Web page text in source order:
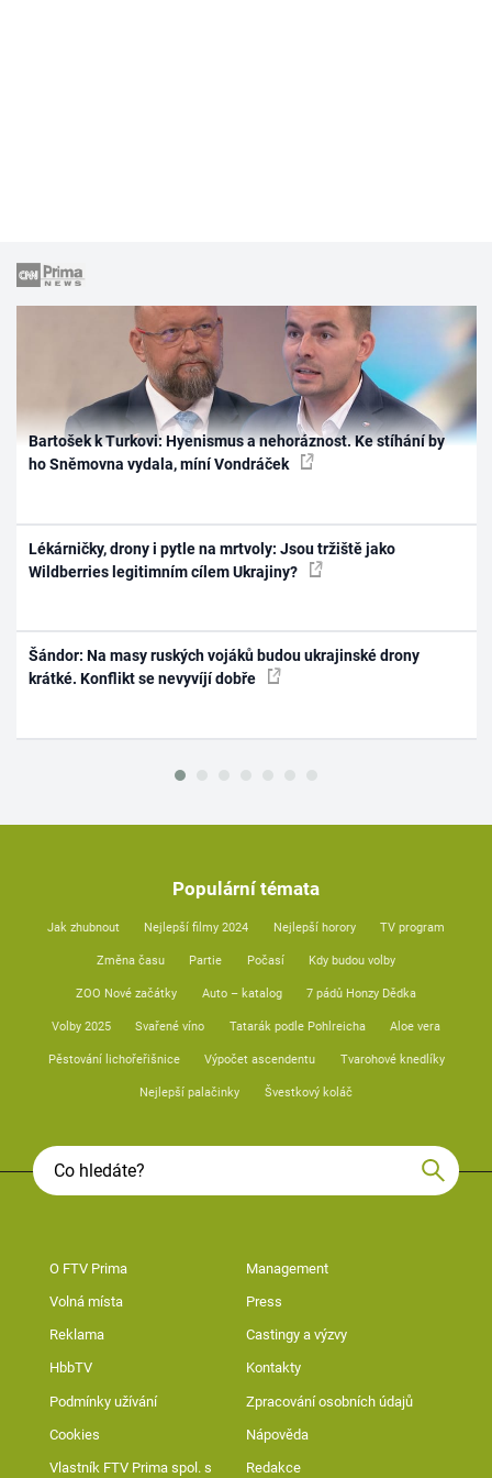
Bartošek k Turkovi: Hyenismus a nehoráznost. Ke stíhání by
ho Sněmovna vydala, míní Vondráček
Lékárničky, drony i pytle na mrtvoly: Jsou tržiště jako
Wildberries legitimním cílem Ukrajiny?
Šándor: Na masy ruských vojáků budou ukrajinské drony
krátké. Konflikt se nevyvíjí dobře
Populární témata
Jak zhubnout Nejlepší filmy 2024 Nejlepší horory TV program
Změna času Partie Počasí Kdy budou volby
ZOO Nové začátky Auto – katalog 7 pádů Honzy Dědka
Volby 2025 Svařené víno Tatarák podle Pohlreicha Aloe vera
Pěstování lichořeřišnice Výpočet ascendentu Tvarohové knedlíky
Nejlepší palačinky Švestkový koláč
O FTV Prima Management
Volná místa Press
Reklama Castingy a výzvy
HbbTV Kontakty
Podmínky užívání Zpracování osobních údajů
Cookies Nápověda
Vlastník FTV Prima spol. s Redakce